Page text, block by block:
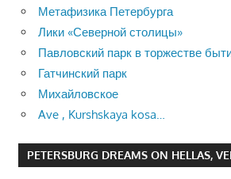
Метафизика Петербурга
Лики «Северной столицы»
Павловский парк в торжестве
Гатчинский парк
Михайловское
Ave , Kurshskaya kosa…
PETERSBURG DREAMS ON HELLAS,